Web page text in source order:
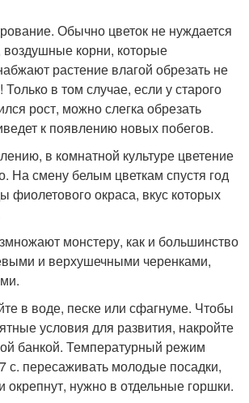
Обычно цветок не нуждается
корни, которые
растение влагой обрезать не
в том случае, если у старого
рост, можно слегка обрезать
к появлению новых побегов.
в комнатной культуре цветение
На смену белым цветкам спустя год
фиолетового окраса, вкус которых
монстеру, как и большинство
и верхушечными черенками,
в воде, песке или сфагнуме. Чтобы
условия для развития, накройте
банкой. Температурный режим
с. пересаживать молодые посадки,
окрепнут, нужно в отдельные горшки.